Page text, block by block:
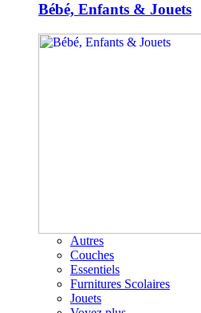
Bébé, Enfants & Jouets
Autres
Couches
Essentiels
Furnitures Scolaires
Jouets